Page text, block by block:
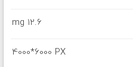
12.6 mg
4000*6000 PX